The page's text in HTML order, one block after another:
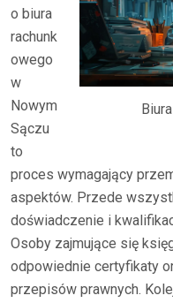
o biura
rachunk
owego
w
Nowym
Sączu
to
proces wymagający
aspektów. Przede
doświadczenie i
Osoby zajmujące się
odpowiednie certyfikaty
przepisów prawnych.